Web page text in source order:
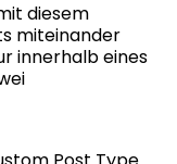
diesem
miteinander
innerhalb eines